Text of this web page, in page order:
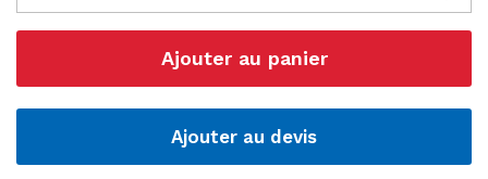
Raspberry
Pi
4GB
RAM
Ajouter au panier
Ajouter au devis